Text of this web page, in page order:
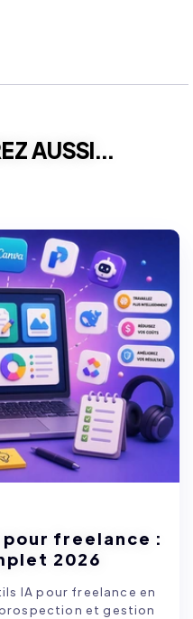
AUSSI...
freelance :
2026
IA pour freelance en
et gestion